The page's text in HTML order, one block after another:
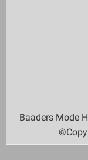
Baaders Mode